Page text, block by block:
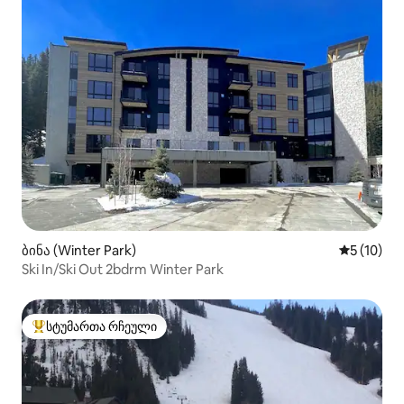
ბინა (Winter Park) საშუალო
5 (10)
Ski In/Ski Out 2bdrm Winter Park
სტუმართა რჩეული მოწინავე ვარიანტი
სტუმართა რჩეული